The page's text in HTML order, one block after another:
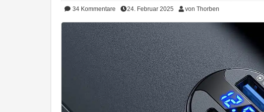
34 Kommentare 24. Februar 2025 von Thorben